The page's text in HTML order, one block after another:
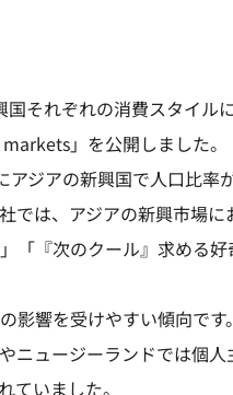
それぞれの消費スタイル
」を公開しました。
ジアの新興国で人口比率
では、アジアの新興市場に
「『次のクール』求める
影響を受けやすい傾向で
ニュージーランドでは個
ていました。